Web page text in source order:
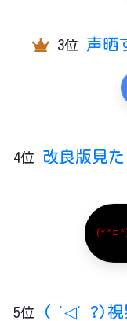
3位 声晒
4位 改良版見
5位
( ˙◁˙ ?)視